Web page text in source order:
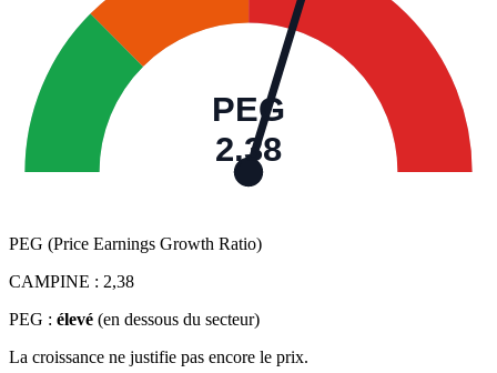
PEG
2,38
PEG (Price Earnings Growth Ratio)
CAMPINE : 2,38
PEG : élevé (en dessous du secteur)
La croissance ne justifie pas encore le prix.